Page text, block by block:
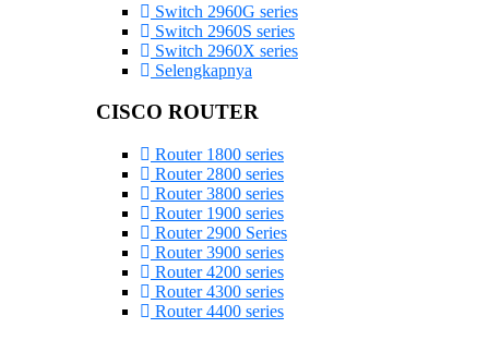
Switch 2960G series
Switch 2960S series
Switch 2960X series
Selengkapnya
CISCO ROUTER
Router 1800 series
Router 2800 series
Router 3800 series
Router 1900 series
Router 2900 Series
Router 3900 series
Router 4200 series
Router 4300 series
Router 4400 series